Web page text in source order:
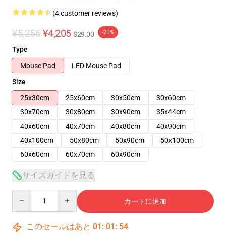
(4 customer reviews)
¥5,256 ¥4,205 $29.00 -20%
Type
Mouse Pad
LED Mouse Pad
Size
25x30cm
25x60cm 30x50cm
30x60cm
30x70cm
30x80cm 30x90cm
35x44cm
40x60cm
40x70cm 40x80cm
40x90cm
40x100cm
50x80cm 50x90cm
50x100cm
60x60cm
60x70cm 60x90cm
サイズガイドを見る
カートに追加
このセールはあと 01 : 01 : 53